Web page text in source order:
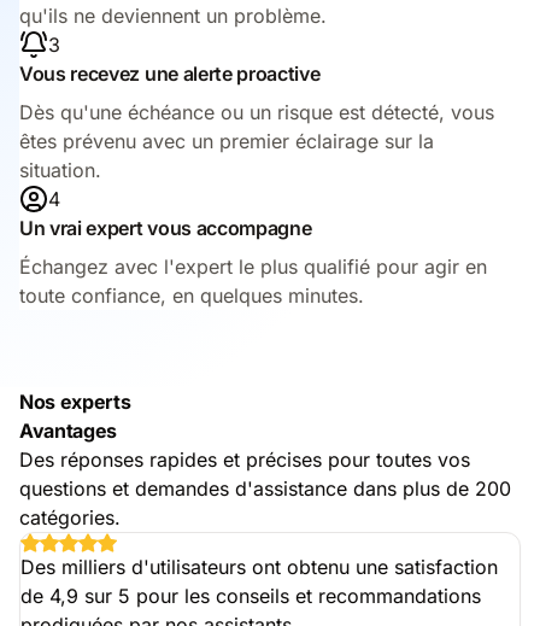
qu'ils ne deviennent un problème.
3
Vous recevez une alerte proactive
Dès qu'une échéance ou un risque est détecté, vous
êtes prévenu avec un premier éclairage sur la
situation.
4
Un vrai expert vous accompagne
Échangez avec l'expert le plus qualifié pour agir en
toute confiance, en quelques minutes.
Nos experts
Avantages
Des réponses rapides et précises pour toutes vos
questions et demandes d'assistance dans plus de 200
catégories.
Des milliers d'utilisateurs ont obtenu une satisfaction
de 4,9 sur 5 pour les conseils et recommandations